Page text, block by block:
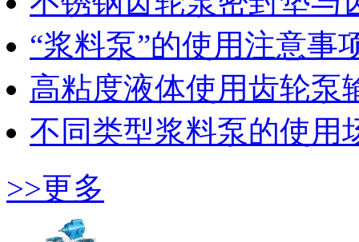
“浆料泵”的使用注意事
高粘度液体使用齿轮泵
不同类型浆料泵的使用
>>更多